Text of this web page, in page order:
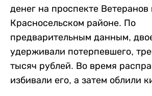
денег на проспекте Ветеранов
Красносельском районе. По
предварительным данным,
удерживали потерпевшего,
тысяч рублей. Во время
избивали его, а затем облили